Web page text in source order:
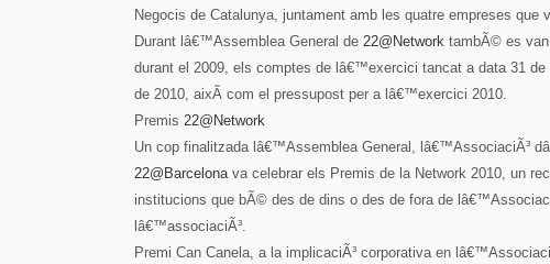
Negocis de Catalunya, juntament amb les quatre empreses que
Durant lâ€™Assemblea General de 22@Network tambÃ© es van
durant el 2009, els comptes de lâ€™exercici tancat a data 31
de 2010, aixÃ­ com el pressupost per a lâ€™exercici 2010.
Premis 22@Network
Un cop finalitzada lâ€™Assemblea General, lâ€™AssociaciÃ³
22@Barcelonava celebrar els Premis de la Network 2010, un
institucions que bÃ© des de dins o des de fora de
lâ€™associaciÃ³.
Premi Can Canela, a la implicaciÃ³ corporativa en